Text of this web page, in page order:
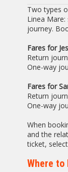
Two types
Linea
journey.
Fares for
Return
One-way
Fares for
Return
One-way
When
and the
ticket,
Where